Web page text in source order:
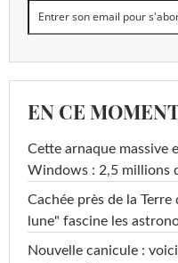
EN CE
Cette arnaque massive
Windows : 2,5 millions
Cachée près de la
lune" fascine les
Nouvelle canicule :